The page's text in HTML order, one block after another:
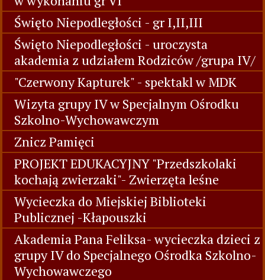
Święto Niepodległości - gr I,II,III
Święto Niepodległości - uroczysta
akademia z udziałem Rodziców /grupa IV/
"Czerwony Kapturek" - spektakl w MDK
Wizyta grupy IV w Specjalnym Ośrodku
Szkolno-Wychowawczym
Znicz Pamięci
PROJEKT EDUKACYJNY "Przedszkolaki
kochają zwierzaki"- Zwierzęta leśne
Wycieczka do Miejskiej Biblioteki
Publicznej -Kłapouszki
Akademia Pana Feliksa- wycieczka dzieci z
grupy IV do Specjalnego Ośrodka Szkolno-
Wychowawczego